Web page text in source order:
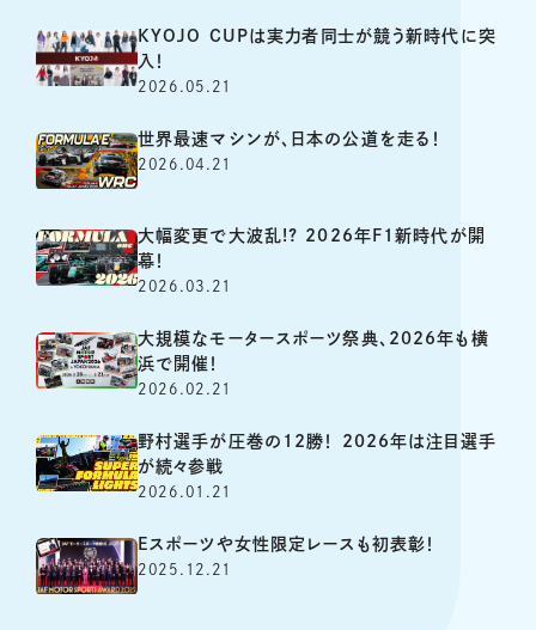
KYOJO CUPは実力者同士が競う新時代に突
入！
2026.05.21
世界最速マシンが、日本の公道を走る！
2026.04.21
大幅変更で大波乱!? 2026年F1新時代が開
幕！
2026.03.21
大規模なモータースポーツ祭典、2026年も横
浜で開催！
2026.02.21
野村選手が圧巻の12勝！ 2026年は注目選手
が続々参戦
2026.01.21
Eスポーツや女性限定レースも初表彰！
2025.12.21